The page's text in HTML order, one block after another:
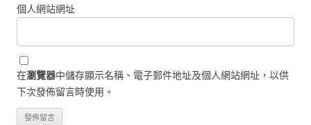
個人網站網址
在瀏覽器中儲存顯示名稱、電子郵件地址及個人網站網址，以供
下次發佈留言時使用。